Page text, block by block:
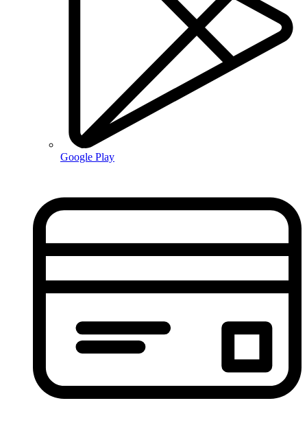
Google Play